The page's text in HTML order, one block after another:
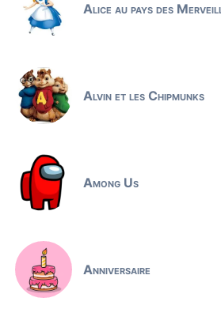
Alice au pays des
Alvin et les Chipmunks
Among Us
Anniversaire